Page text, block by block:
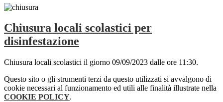
Chiusura locali scolastici per
disinfestazione
Chiusura locali scolastici il giorno 09/09/2023 dalle ore 11:30.
Questo sito o gli strumenti terzi da questo utilizzati si avvalgono di
cookie necessari al funzionamento ed utili alle finalità illustrate nella
COOKIE POLICY.